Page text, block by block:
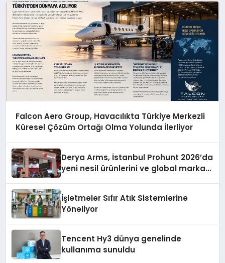
Falcon Aero Group, Havacılıkta Türkiye Merkezli
Küresel Çözüm Ortağı Olma Yolunda İlerliyor
Derya Arms, İstanbul Prohunt 2026’da
yeni nesil ürünlerini ve global marka
İşletmeler Sıfır Atık Sistemlerine
Yöneliyor
Tencent Hy3 dünya genelinde
kullanıma sunuldu